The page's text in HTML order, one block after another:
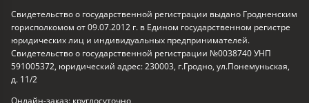
Свидетельство о государственной регистрации выдано Гродненским
горисполкомом от 09.07.2012 г. в Едином государственном регистре
юридических лиц и индивидуальных предпринимателей.
Свидетельство о государственной регистрации №0038740 УНП
591005372, юридический адрес: 230003, г.Гродно, ул.Понемуньская,
д. 11/2